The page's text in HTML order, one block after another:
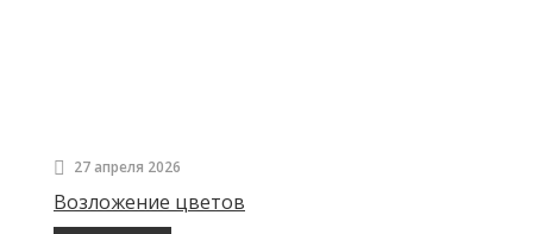
27 апреля 2026
Возложение цветов